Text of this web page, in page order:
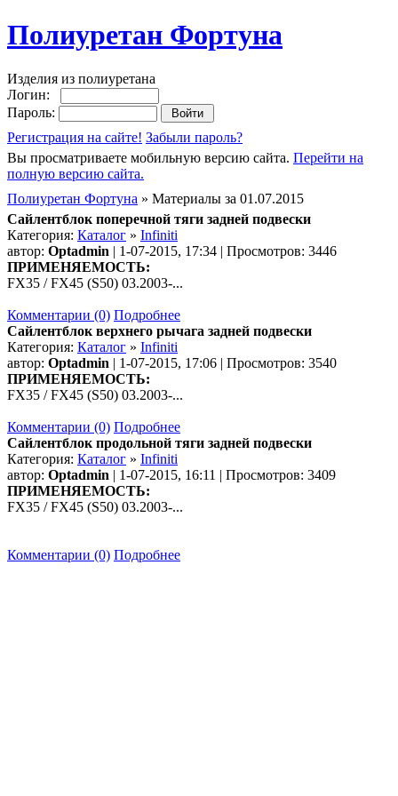
Полиуретан Фортуна
Изделия из полиуретана
Логин:
Пароль:
Регистрация на сайте! Забыли пароль?
Вы просматриваете мобильную версию сайта. Перейти на
полную версию сайта.
Полиуретан Фортуна » Материалы за 01.07.2015
Сайлентблок поперечной тяги задней подвески
Категория: Каталог » Infiniti
автор: Optadmin | 1-07-2015, 17:34 | Просмотров: 3446
ПРИМЕНЯЕМОСТЬ:
FX35 / FX45 (S50) 03.2003-...
Комментарии (0) Подробнее
Сайлентблок верхнего рычага задней подвески
Категория: Каталог » Infiniti
автор: Optadmin | 1-07-2015, 17:06 | Просмотров: 3540
ПРИМЕНЯЕМОСТЬ:
FX35 / FX45 (S50) 03.2003-...
Комментарии (0) Подробнее
Сайлентблок продольной тяги задней подвески
Категория: Каталог » Infiniti
автор: Optadmin | 1-07-2015, 16:11 | Просмотров: 3409
ПРИМЕНЯЕМОСТЬ:
FX35 / FX45 (S50) 03.2003-...
Комментарии (0) Подробнее